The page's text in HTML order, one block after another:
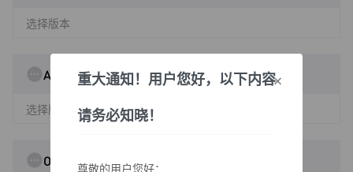
选择版本
AlmaLinux
选择版本
OpenEuler
重大通知！用户您好，以下内容
请务必知晓！
尊敬的用户您好：
×